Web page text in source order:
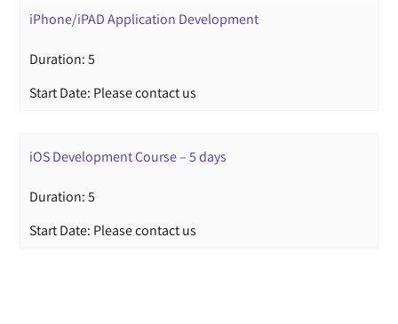
iPhone/iPAD Application Development
Duration: 5
Start Date: Please contact us
iOS Development Course – 5 days
Duration: 5
Start Date: Please contact us